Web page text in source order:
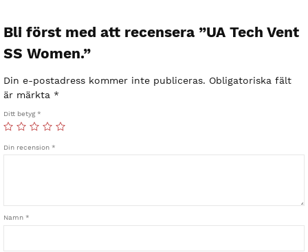
Bli först med att recensera ”UA Tech Vent
SS Women.”
Din e-postadress kommer inte publiceras. Obligatoriska fält
är märkta*
Ditt betyg*
Din recension*
Namn*